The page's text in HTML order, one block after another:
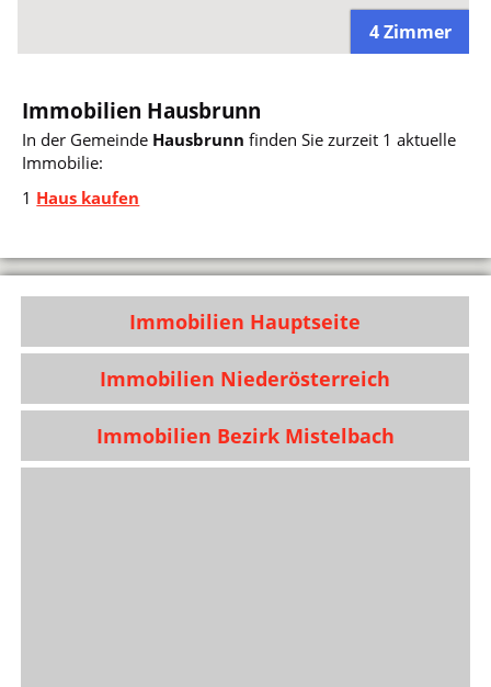
4 Zimmer
Immobilien Hausbrunn
In der Gemeinde Hausbrunn finden Sie zurzeit 1 aktuelle
Immobilie:
1 Haus kaufen
Immobilien Hauptseite
Immobilien Niederösterreich
Immobilien Bezirk Mistelbach